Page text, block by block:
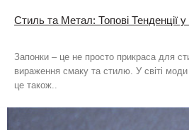
Стиль та Метал: Топові Тенденції
Запонки – це не просто прикраса для
вираження смаку та стилю. У світі
це також..